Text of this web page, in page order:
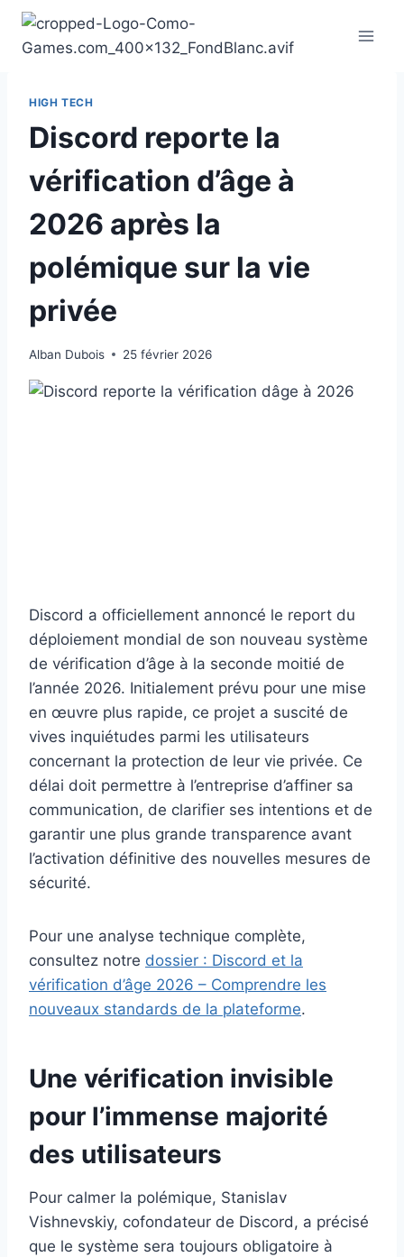
Aller
contenu
HIGH TECH
Discord reporte la
vérification d’âge à
2026 après la
polémique sur la vie
privée
Alban Dubois 25 février 2026
Discord a officiellement annoncé le report du
déploiement mondial de son nouveau système
de vérification d’âge à la seconde moitié de
l’année 2026. Initialement prévu pour une mise
en œuvre plus rapide, ce projet a suscité de
vives inquiétudes parmi les utilisateurs
concernant la protection de leur vie privée. Ce
délai doit permettre à l’entreprise d’affiner sa
communication, de clarifier ses intentions et de
garantir une plus grande transparence avant
l’activation définitive des nouvelles mesures de
sécurité.
Pour une analyse technique complète,
consultez notre dossier : Discord et la
vérification d’âge 2026 – Comprendre les
nouveaux standards de la plateforme.
Une vérification invisible
pour l’immense majorité
des utilisateurs
Pour calmer la polémique, Stanislav
Vishnevskiy, cofondateur de Discord, a précisé
que le système sera toujours obligatoire à